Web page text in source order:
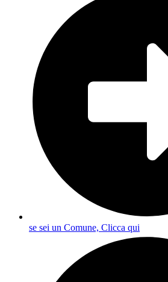
se sei un Comune, Clicca qui